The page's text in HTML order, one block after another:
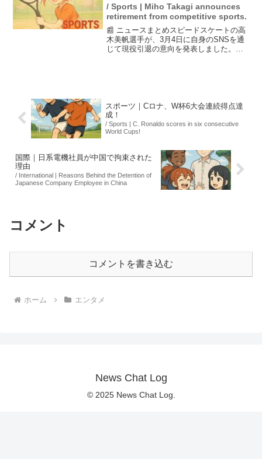
/ Sports | Miho Takagi announces
retirement from competitive sports.
📰 ニュースまとめスピードスケートの高
木美帆選手が、3月4日に自身のSNSを通
じて現役引退の意向を発表しました。彼
スポーツ｜Cロナ、W杯6大会連続得点達
成！
/ Sports | C. Ronaldo scores in six consecutive
World Cups!
国際｜日系電機社員が中国で拘束された
理由
/ International | Reasons Behind the Detention of
Japanese Company Employee in China
コメント
コメントを書き込む
ホーム エンタメ
News Chat Log
© 2025 News Chat Log.